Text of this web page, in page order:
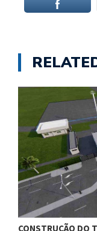
CONSTRUÇÃO DO